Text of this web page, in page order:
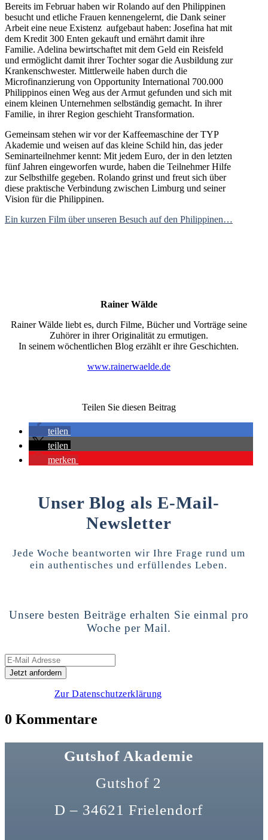
Bereits im Februar haben wir Rolando auf den Philippinen
besucht und etliche Frauen kennengelernt, die Dank seiner
Arbeit eine neue Existenz aufgebaut haben: Josefina hat mit
dem Kredit 300 Enten gekauft und ernährt damit ihre
Familie. Adelina bewirtschaftet mit dem Geld ein Reisfeld
und ermöglicht damit ihrer Tochter sogar die Ausbildung zur
Krankenschwester. Mittlerweile haben durch die
Microfinanzierung von Opportunity International 700.000
Philippinos einen Weg aus der Armut gefunden und sich mit
einem kleinen Unternehmen selbständig gemacht. In ihrer
Familie, in ihrer Region geschieht Transformation.
Gemeinsam stehen wir vor der Kaffeemaschine der TYP
Akademie und weisen auf das kleine Schild hin, das jeder
Seminarteilnehmer kennt: Mit jedem Euro, der in den letzten
fünf Jahren eingeworfen wurde, haben die Teilnehmer Hilfe
zur Selbsthilfe gegeben. Rolando grinst und freut sich über
diese praktische Verbindung zwischen Limburg und seiner
Vision für die Philippinen.
Ein kurzen Film über unseren Besuch auf den Philippinen…
Rainer Wälde
Rainer Wälde liebt es, durch Filme, Bücher und Vorträge seine
Zuhörer in ihrer Originalität zu ermutigen.
In seinem wöchentlichen Blog erzählt er ihre Geschichten.
www.rainerwaelde.de
Teilen Sie diesen Beitrag
teilen
teilen
merken
Unser Blog als E-Mail-
Newsletter
Jede Woche beantworten wir Ihre Frage rund um
ein authentisches und erfüllendes Leben.
Unsere besten Beiträge erhalten Sie einmal pro
Woche per Mail.
Zur Datenschutzerklärung
0 Kommentare
Gutshof Akademie
Gutshof 2
D – 34621 Frielendorf